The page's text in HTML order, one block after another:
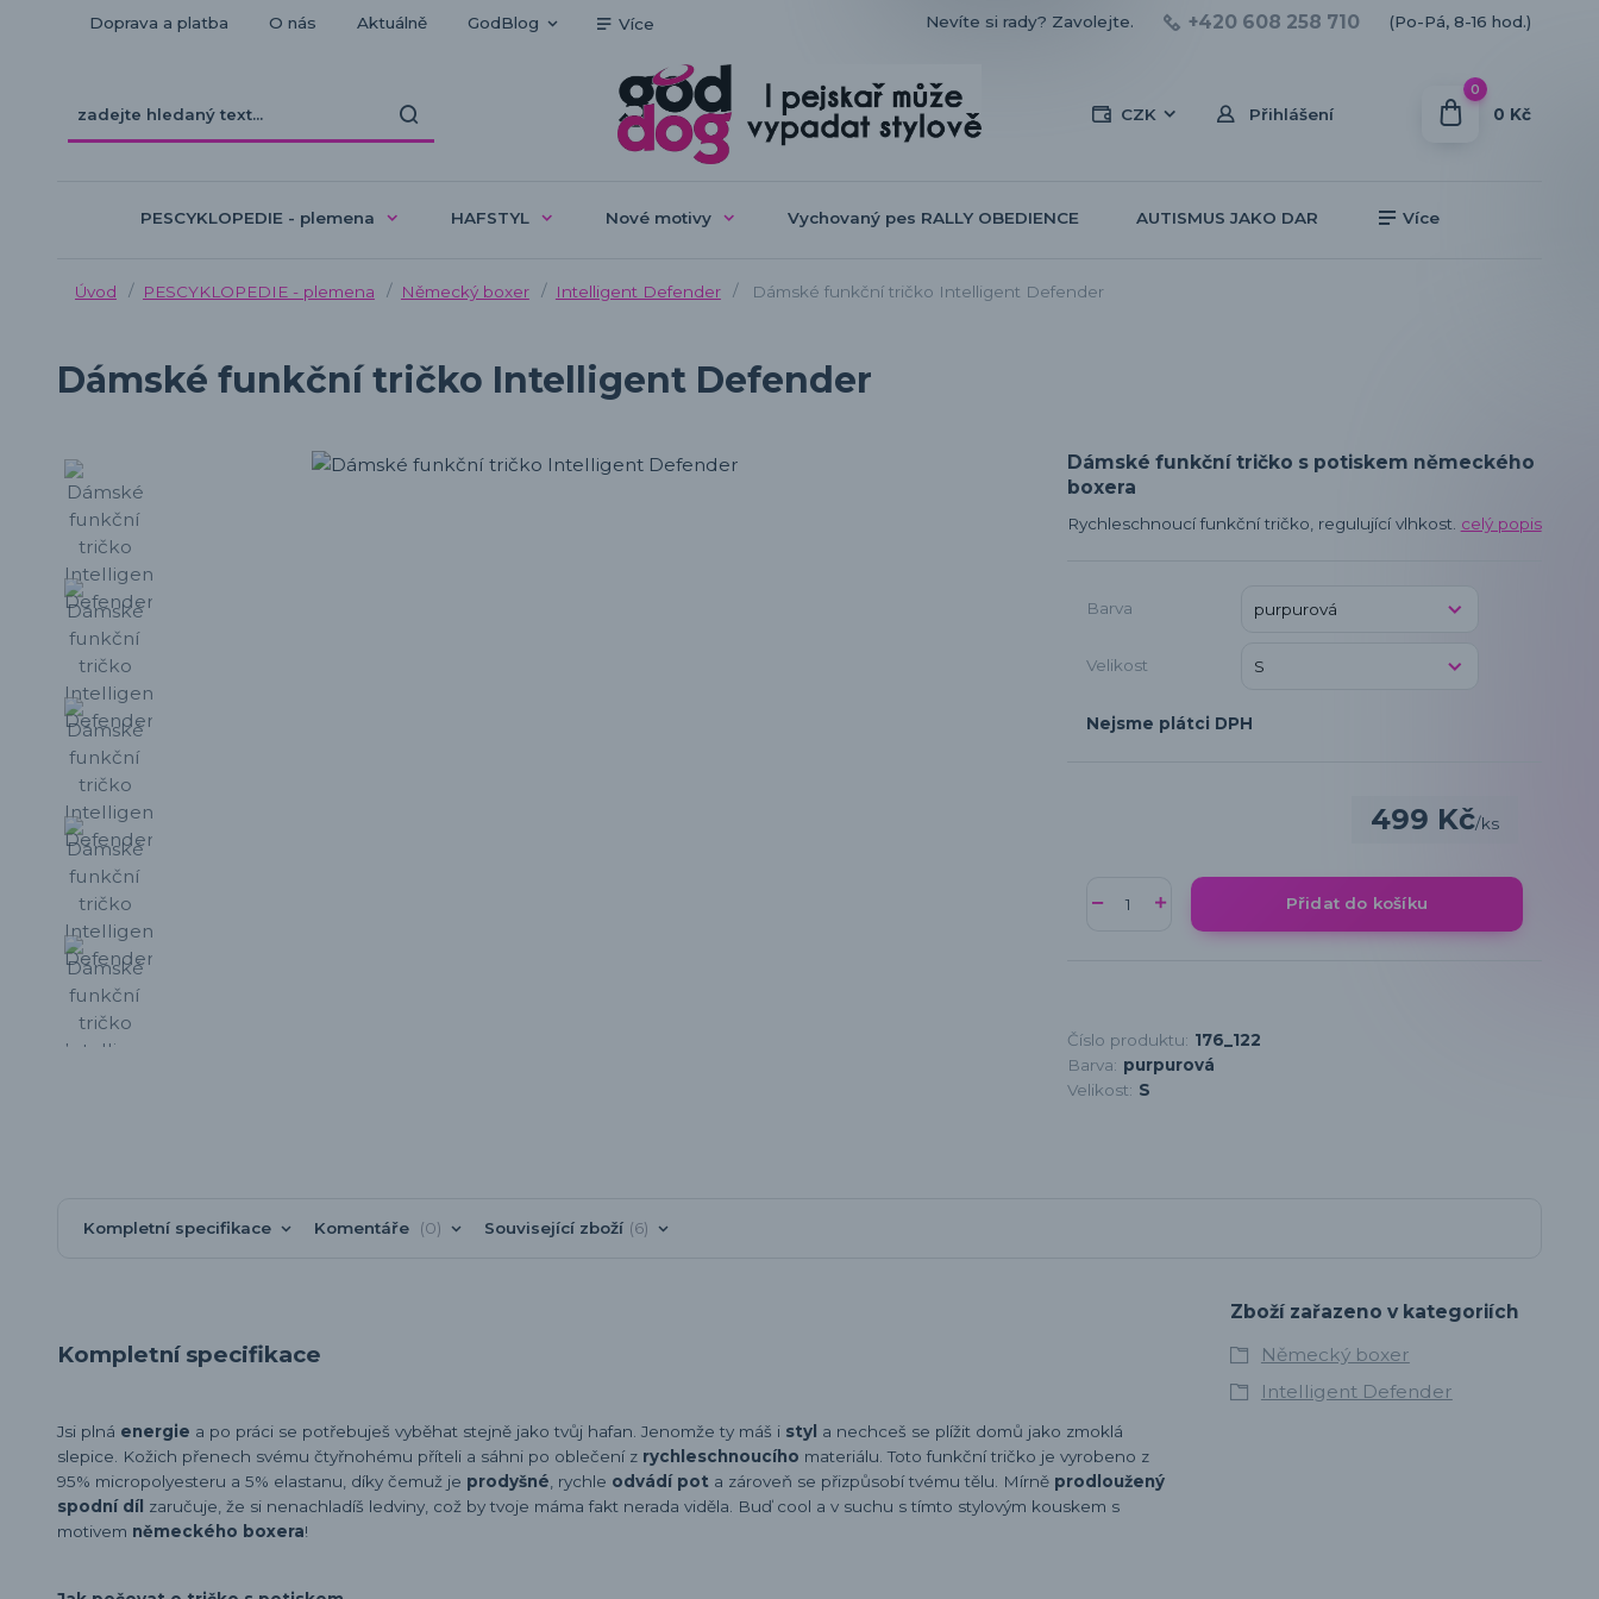
Doprava a platba O nás Aktuálně GodBlog Více
CZK Přihlášení
Nevíte si rady? Zavolejte. +420 608 258 710 (Po-Pá, 8-16 hod.)
0
0 Kč
PESCYKLOPEDIE - plemena HAFSTYL Nové motivy Vychovaný pes RALLY OBEDIENCE AUTISMUS JAKO DAR Více
Úvod PESCYKLOPEDIE - plemena Německý boxer Intelligent Defender Dámské funkční tričko Intelligent Defender
Dámské funkční tričko Intelligent Defender
Dámské funkční tričko s potiskem německého
boxera
Rychleschnoucí funkční tričko, regulující vlhkost. celý popis
Barva
Velikost
Nejsme plátci DPH
499 Kč/ks
Přidat do košíku
Číslo produktu: 176_122
Barva: purpurová
Velikost: S
Kompletní specifikace Komentáře 0 Související zboží 6
Kompletní specifikace
Jsi plná energie a po práci se potřebuješ vyběhat stejně jako tvůj hafan. Jenomže ty máš i styl a nechceš se plížit domů jako zmoklá
slepice. Kožich přenech svému čtyřnohému příteli a sáhni po oblečení z rychleschnoucího materiálu. Toto funkční tričko je vyrobeno z
95% micropolyesteru a 5% elastanu, díky čemuž je prodyšné , rychle odvádí pot a zároveň se přizpůsobí tvému tělu. Mírně prodloužený
spodní díl zaručuje, že si nenachladíš ledviny, což by tvoje máma fakt nerada viděla. Buď cool a v suchu s tímto stylovým kouskem s
motivem německého boxera!
Zboží zařazeno v kategoriích
Německý boxer
Intelligent Defender